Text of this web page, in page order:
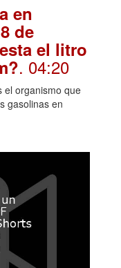
en
de
el litro
. 04:20
el organismo que
gasolinas en